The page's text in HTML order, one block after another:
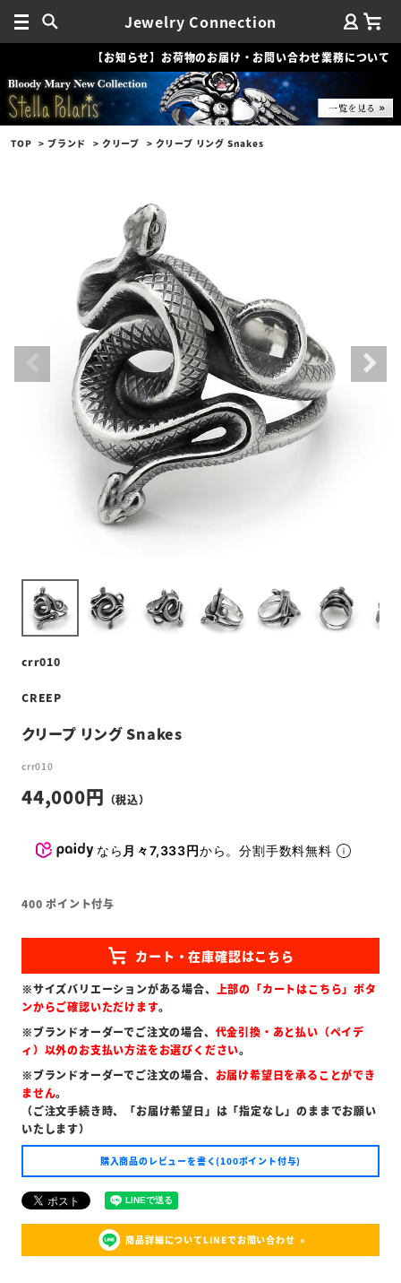
Jewelry Connection
【お知らせ】お荷物のお届け・お問い合わせ業務について
TOP ブランド クリープ クリープ リング Snakes
crr010
CREEP
クリープ リング Snakes
crr010
44,000
なら 月々7,333円から。分割手数料無料
400 ポイント付与
※サイズバリエーションがある場合、 上部の「カートはこちら」ボタ
ンからご確認いただけます。
※ブランドオーダーでご注文の場合、 代金引換・あと払い（ペイデ
ィ）以外のお支払い方法をお選びください。
※ブランドオーダーでご注文の場合、 お届け希望日を承ることができ
ません。
（ご注文手続き時、「お届け希望日」は「指定なし」のままでお願い
いたします）
購入商品のレビューを書く(100ポイント付与)
商品詳細についてLINEでお問い合わせ